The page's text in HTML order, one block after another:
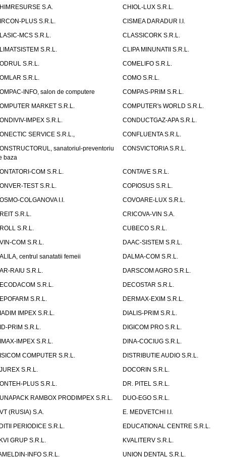
S.A.
CHIOL-LUX S.R.L.
PLUS S.R.L.
CISMEA DARADUR I.I.
MCS S.R.L.
CLASSICORK S.R.L.
S.R.L.
CLIPA MINUNATII S.R.L.
S.R.L.
COMELIFO S.R.L.
S.R.L.
COMO S.R.L.
INFO, salon de computere
COMPAS-PRIM S.R.L.
MARKET S.R.L.
COMPUTER's WORLD S.R.L.
IMPEX S.R.L.
CONDUCTGAZ-APA S.R.L.
SERVICE S.R.L.,
CONFLUENTA S.R.L.
sanatoriul-preventoriu
baza
CONSVICTORIA S.R.L.
COM S.R.L.
CONTAVE S.R.L.
TEST S.R.L.
COPIOSUS S.R.L.
COLGANOVA I.I.
COVOARE-LUX S.R.L.
S.R.L.
CRICOVA-VIN S.A.
S.R.L.
CUBECO S.R.L.
COM S.R.L.
DAAC-SISTEM S.R.L.
centrul sanatatii femeii
DALMA-COM S.R.L.
RAIU S.R.L.
DARSCOM AGRO S.R.L.
S.R.L.
DECOSTAR S.R.L.
S.R.L.
DERMAX-EXIM S.R.L.
IMPEX S.R.L.
DIALIS-PRIM S.R.L.
PRIM S.R.L.
DIGICOM PRO S.R.L.
IMPEX S.R.L.
DINA-COCIUG S.R.L.
COMPUTER S.R.L.
DISTRIBUTIE AUDIO S.R.L.
S.R.L.
DOCORIN S.R.L.
PLUS S.R.L.
DR. PITEL S.R.L.
RAMBOX PRODIMPEX S.R.L.
DUO-EGO S.R.L.
(RUSIA) S.A.
E. MEDVETCHI I.I.
PERIODICE S.R.L.
EDUCATIONAL CENTRE S.R.L.
GRUP S.R.L.
KVALITERV S.R.L.
INFO S.R.L.
UNION DENTAL S.R.L.